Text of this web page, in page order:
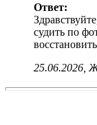
Ответ:
судить по
25.06.2026,